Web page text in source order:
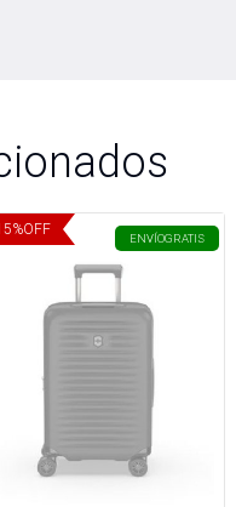
%OFF
ENVÍOGRATIS